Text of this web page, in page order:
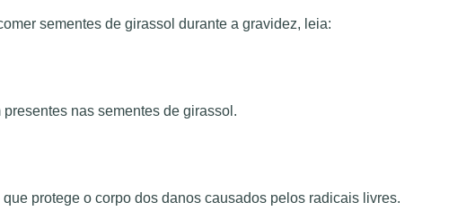
sementes de girassol durante a gravidez, leia:
nas sementes de girassol.
protege o corpo dos danos causados ​​pelos radicais livres.